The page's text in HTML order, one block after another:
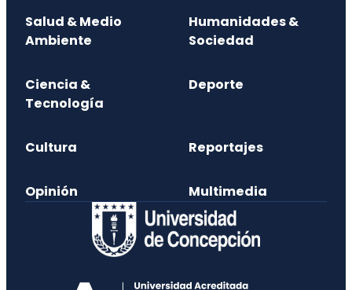
Salud & Medio
Ambiente
Humanidades &
Sociedad
Ciencia &
Tecnología
Deporte
Cultura Reportajes
Opinión Multimedia